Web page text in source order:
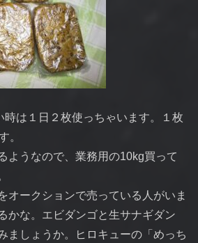
時は１日２枚使っちゃいます。１枚
。
ようなので、業務用の10kg買って
オークションで売っている人がいま
かな。エビダンゴと生サナギダン
ましょうか。ヒロキューの「めっち